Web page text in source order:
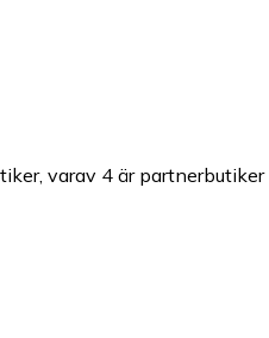
varav 4 är